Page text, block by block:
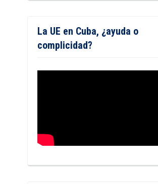
La UE en Cuba, ¿ayuda o
complicidad?